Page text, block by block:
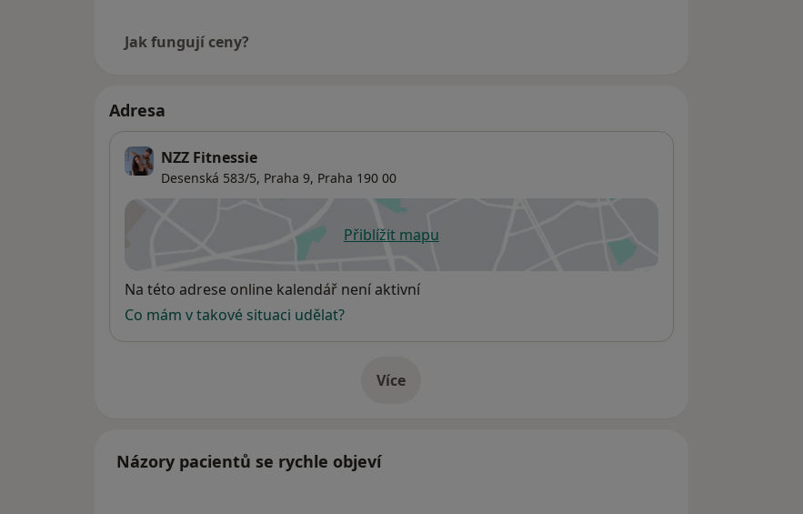
Jak fungují ceny?
Adresa
NZZ Fitnessie
Desenská 583/5, Praha 9, Praha 190 00
Přiblížit mapuse otevře v nové záložce
Dostupnost
Na této adrese online kalendář není aktivní
Co mám v takové situaci udělat?
Víceo adrese
Názory pacientů se rychle objeví